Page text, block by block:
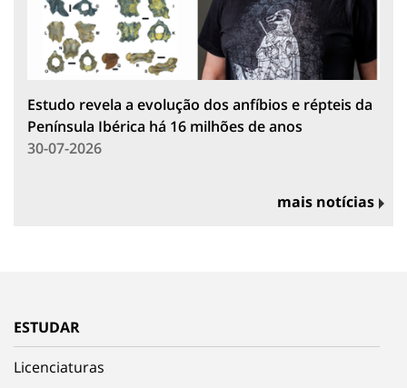
Estudo revela a evolução dos anfíbios e répteis da
Península Ibérica há 16 milhões de anos
30-07-2026
mais notícias
ESTUDAR
Licenciaturas